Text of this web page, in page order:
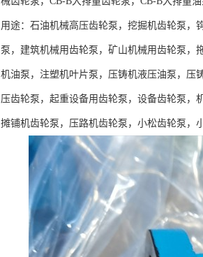
用途：石油机械高压齿轮泵，挖掘机齿轮泵，
泵，建筑机械用齿轮泵，矿山机械用齿轮泵，
机油泵，注塑机叶片泵，压铸机液压油泵，压
压齿轮泵，起重设备用齿轮泵，设备齿轮泵，
摊铺机齿轮泵，压路机齿轮泵，小松齿轮泵，